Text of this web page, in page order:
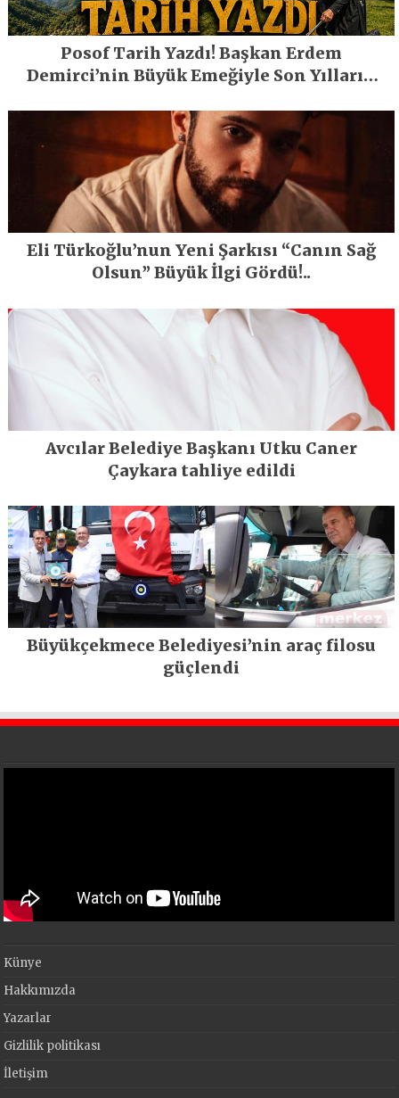
Posof Tarih Yazdı! Başkan Erdem
Demirci’nin Büyük Emeğiyle Son Yılların
Eli Türkoğlu’nun Yeni Şarkısı “Canın Sağ
Olsun” Büyük İlgi Gördü!..
Avcılar Belediye Başkanı Utku Caner
Çaykara tahliye edildi
Büyükçekmece Belediyesi’nin araç filosu
güçlendi
Künye
Hakkımızda
Yazarlar
Gizlilik politikası
İletişim